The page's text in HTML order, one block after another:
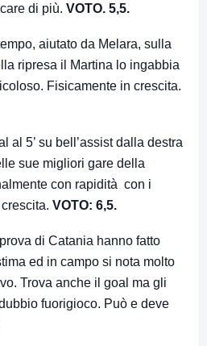
di più. VOTO. 5,5.
aiutato da Melara, sulla
ripresa il Martina lo ingabbia
Fisicamente in crescita.
al 5’ su bell’assist dalla destra
sue migliori gare della
con rapidità con i
VOTO: 6,5.
di Catania hanno fatto
ed in campo si nota molto
Trova anche il goal ma gli
fuorigioco. Può e deve